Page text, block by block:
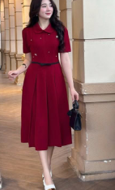
quý khách
phái đẹp luôn
BEMINE để
bạn.